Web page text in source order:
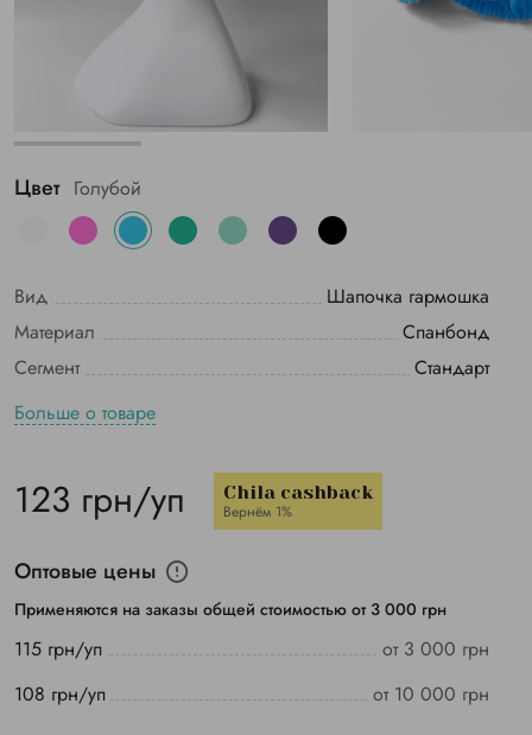
Цвет Голубой
Вид
Шапочка гармошка
Материал
Спанбонд
Сегмент
Стандарт
Больше о товаре
123 грн/уп Chila cashback
Вернём 1%
Оптовые цены
Применяются на заказы общей стоимостью от 3 000 грн
115 грн/уп
от 3 000 грн
108 грн/уп
от 10 000 грн